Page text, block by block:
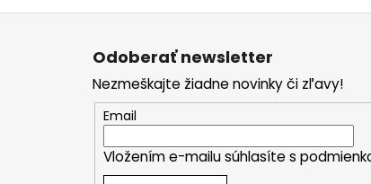
Z
Odoberať newsletter
Nezmeškajte žiadne novinky či zľavy!
Email
Vložením e-mailu súhlasíte s